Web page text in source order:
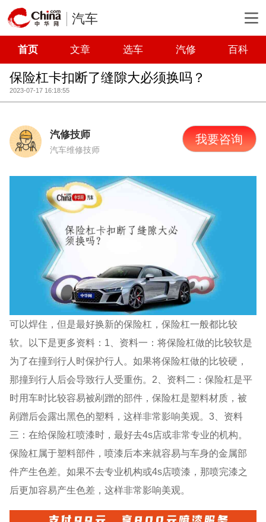
汽车
首页 文章 选车 汽修 百科
保险杠卡扣断了缝隙大必须换吗？
2023-07-17 16:18:55
汽修技师
汽车维修技师
我要咨询
可以焊住，但是最好换新的保险杠，保险杠一般都比较
软。以下是更多资料：1、资料一：将保险杠做的比较软是
为了在撞到行人时保护行人。如果将保险杠做的比较硬，
那撞到行人后会导致行人受重伤。2、资料二：保险杠是平
时用车时比较容易被剐蹭的部件，保险杠是塑料材质，被
剐蹭后会露出黑色的塑料，这样非常影响美观。3、资料
三：在给保险杠喷漆时，最好去4s店或非常专业的机构。
保险杠属于塑料部件，喷漆后本来就容易与车身的金属部
件产生色差。如果不去专业机构或4s店喷漆，那喷完漆之
后更加容易产生色差，这样非常影响美观。